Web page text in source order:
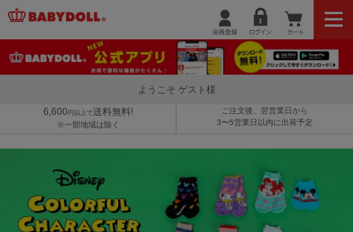
ようこそ ゲスト様
6,600 円以上で送料無料!
※一部地域は除く
ご注文後、翌営業日から
3〜5営業日以内に出荷予定